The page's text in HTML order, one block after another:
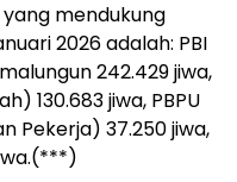
mendukung
2026 adalah: PBI
242.429 jiwa,
130.683 jiwa, PBPU
Pekerja) 37.250 jiwa,